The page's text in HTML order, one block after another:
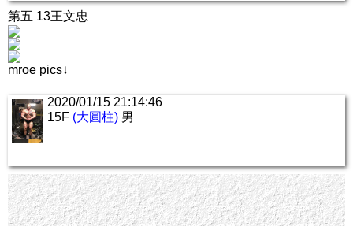
第五 13王文忠
mroe pics↓
2020/01/15 21:14:46
15F (大圓柱) 男